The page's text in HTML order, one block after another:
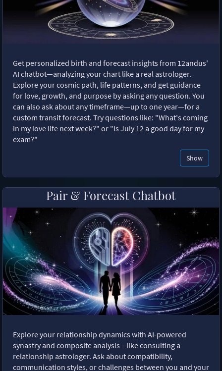
Get personalized birth and forecast insights from 12andus'
AI chatbot—analyzing your chart like a real astrologer.
Explore your cosmic path, life patterns, and get guidance
for love, growth, and purpose by asking any question. You
can also ask about any timeframe—up to one year—for a
custom transit forecast. Try questions like: "What's coming
in my love life next week?" or "Is July 12 a good day for my
exam?"
Show
Pair & Forecast Chatbot
Explore your relationship dynamics with AI-powered
synastry and composite analysis—like consulting a
relationship astrologer. Ask about compatibility,
communication styles, or challenges between you and your